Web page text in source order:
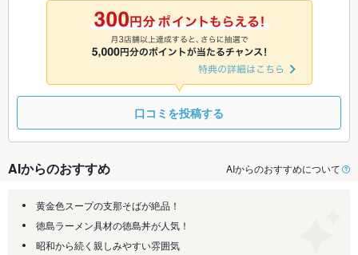
9/6
休 ◎ ◎ ◎
口コミを投稿する
AIからのおすすめ AIからのおすすめについて
黄金色スープの支那そばが絶品！
徳島ラーメン具材の徳島丼が人気！
昭和から続く親しみやすい雰囲気